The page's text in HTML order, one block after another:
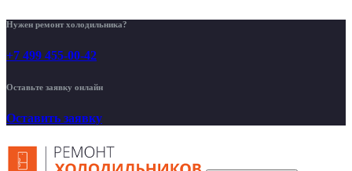
Нужен ремонт холодильника?
+7 499 455-00-42
Оставьте заявку онлайн
Оставить заявку